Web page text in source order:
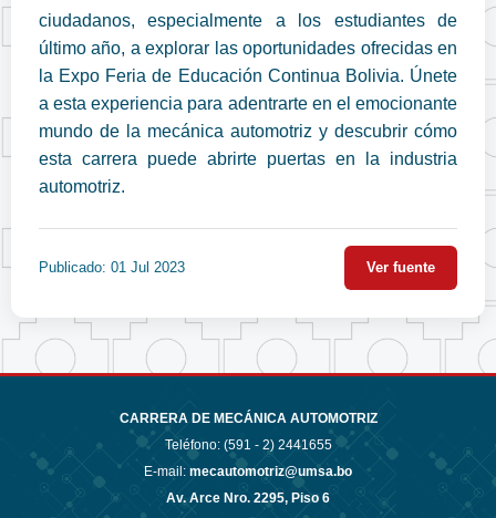
ciudadanos, especialmente a los estudiantes de
último año, a explorar las oportunidades ofrecidas en
la Expo Feria de Educación Continua Bolivia. Únete
a esta experiencia para adentrarte en el emocionante
mundo de la mecánica automotriz y descubrir cómo
esta carrera puede abrirte puertas en la industria
automotriz.
Publicado: 01 Jul 2023 Ver fuente
CARRERA DE MECÁNICA AUTOMOTRIZ
Teléfono: (591 - 2) 2441655
E-mail: mecautomotriz@umsa.bo
Av. Arce Nro. 2295, Piso 6